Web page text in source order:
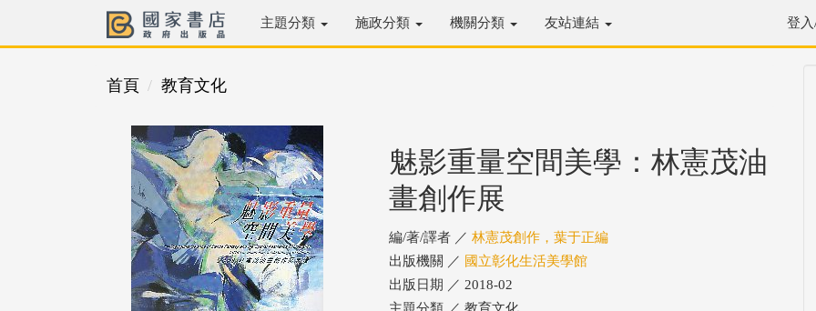
主題分類 施政分類 機關分類 友站連結 登
首頁 教育文化
魅影重量空間美學：林憲茂油
畫創作展
編/著/譯者 ／ 林憲茂創作，葉于正編
出版機關 ／ 國立彰化生活美學館
出版日期 ／ 2018-02